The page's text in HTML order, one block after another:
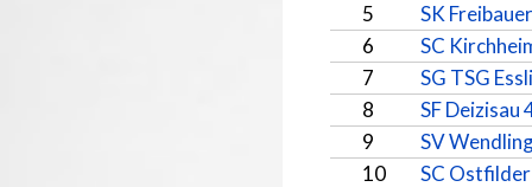
5
SK
6
SC
7
SG TSG
8
SF Deizisau
9
SV
10
SC